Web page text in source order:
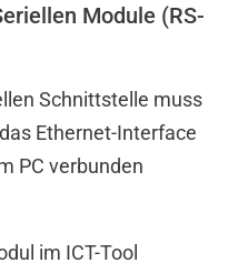
Module (RS-
Schnittstelle muss
Ethernet-Interface
PC verbunden
im ICT-Tool